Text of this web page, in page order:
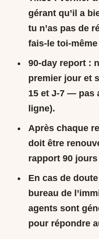
gérant qu’il a
tu n’as pas de
fais-le toi-
90-day report :
premier jour et
15 et J-7 — pas
ligne).
Après chaque
doit être
rapport 90
En cas de
bureau de
agents sont
pour répondre